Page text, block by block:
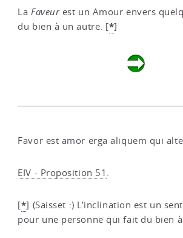
La Faveurest un Amour envers
du bien à un autre. [*]
Favor est amor erga aliquem qui
EIV - Proposition 51 .
[*] (Saisset :) L’inclination est un
pour une personne qui fait du bien